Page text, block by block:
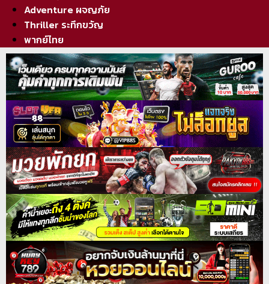
Adventure ผจญภัย
Thriller ระทึกขวัญ
พากย์ไทย